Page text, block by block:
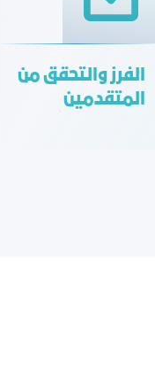
الفرز والتحقق من
المتقدمين